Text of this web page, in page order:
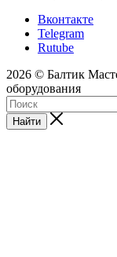
Вконтакте
Telegram
Rutube
2026 © Балтик
оборудования
Найти